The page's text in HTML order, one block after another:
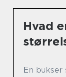
Hvad
En